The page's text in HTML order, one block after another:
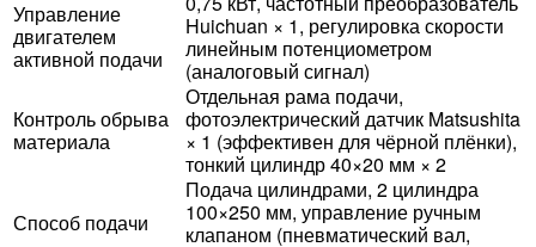
Управление
двигателем
активной подачи
Huichuan × 1, регулировка скорости
линейным потенциометром
(аналоговый сигнал)
Контроль обрыва
материала
Отдельная рама подачи,
фотоэлектрический датчик Matsushita
× 1 (эффективен для чёрной плёнки),
тонкий цилиндр 40×20 мм × 2
Способ подачи
Подача цилиндрами, 2 цилиндра
100×250 мм, управление ручным
клапаном (пневматический вал,